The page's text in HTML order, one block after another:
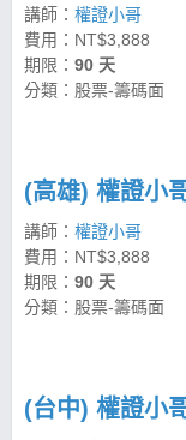
講師： 權證小哥
費用：NT$3,888
期限： 90 天
分類：股票-籌碼面
(高雄) 權證小
講師： 權證小哥
費用：NT$3,888
期限： 90 天
分類：股票-籌碼面
(台中) 權證小